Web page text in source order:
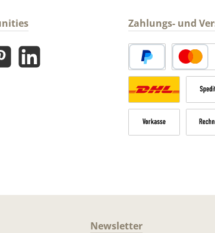
LinkedIn
Zahlungs- und
PayPal Kredit-
Versandkosten
Newsletter